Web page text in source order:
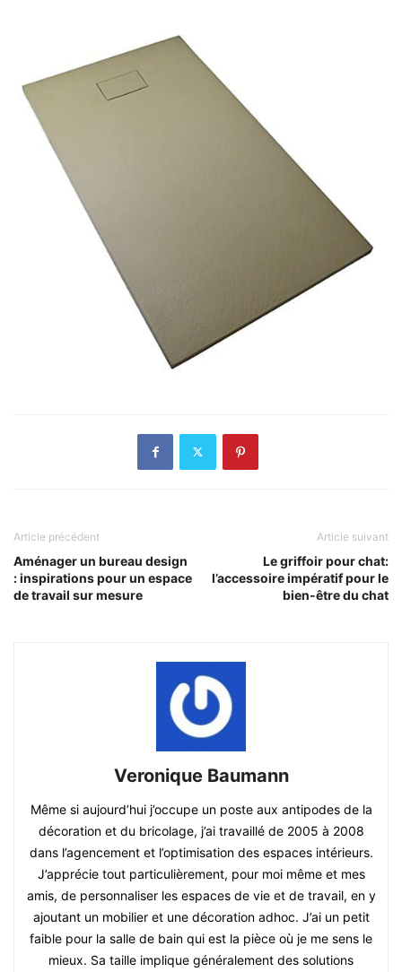
Article précédent
Aménager un bureau design
: inspirations pour un espace
de travail sur mesure
Article suivant
Le griffoir pour chat:
l’accessoire impératif pour le
bien-être du chat
Veronique Baumann
Même si aujourd’hui j’occupe un poste aux antipodes de la
décoration et du bricolage, j’ai travaillé de 2005 à 2008
dans l’agencement et l’optimisation des espaces intérieurs.
J’apprécie tout particulièrement, pour moi même et mes
amis, de personnaliser les espaces de vie et de travail, en y
ajoutant un mobilier et une décoration adhoc. J’ai un petit
faible pour la salle de bain qui est la pièce où je me sens le
mieux. Sa taille implique généralement des solutions